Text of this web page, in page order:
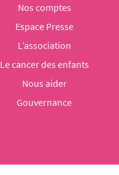
Nos comptes
Espace Presse
L’association
Le cancer des enfants
Nous aider
Gouvernance